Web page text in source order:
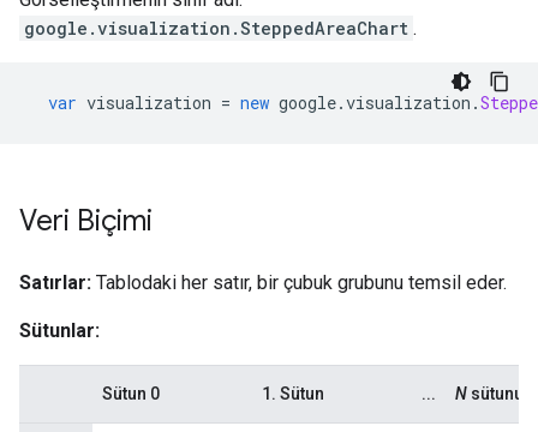
google.visualization.SteppedAreaChart .
var visualization = new google.visualization .
Veri Biçimi
Satırlar: Tablodaki her satır, bir çubuk grubunu temsil eder.
Sütunlar:
Sütun 0 1. Sütun ... N sütunu